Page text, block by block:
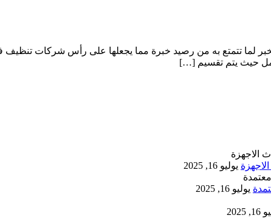
تتمتع به من رصيد خبرة مما يجعلها على رأس شركات تنظيف فلل
حيث يتم تقسيم […]
يوليو 16, 2025
يوليو 16, 2025
2025